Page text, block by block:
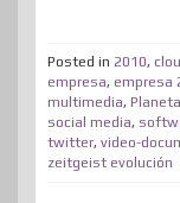
t
e
r
b
o
o
k
p
a
r
Posted in 2010,
empresa, empresa
multimedia,
social media,
twitter, video-
zeitgeist evolución